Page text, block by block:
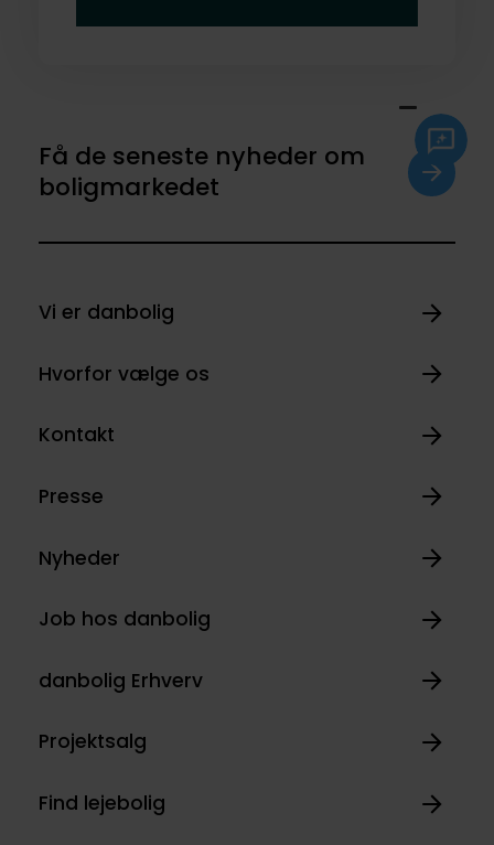
Få de seneste nyheder om
boligmarkedet
Vi er danbolig
Hvorfor vælge os
Kontakt
Presse
Nyheder
Job hos danbolig
danbolig Erhverv
Projektsalg
Find lejebolig